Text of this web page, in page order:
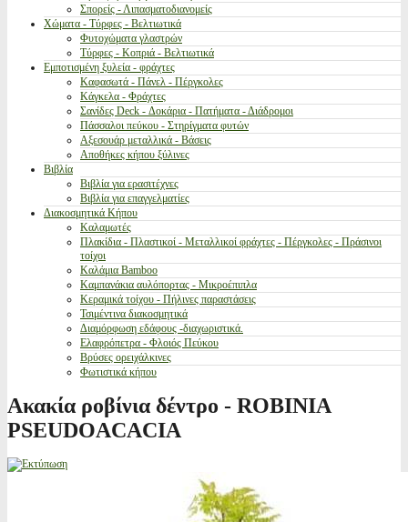
Σπορείς - Λιπασματοδιανομείς
Χώματα - Τύρφες - Βελτιωτικά
Φυτοχώματα γλαστρών
Τύρφες - Κοπριά - Βελτιωτικά
Εμποτισμένη ξυλεία - φράχτες
Καφασωτά - Πάνελ - Πέργκολες
Κάγκελα - Φράχτες
Σανίδες Deck - Δοκάρια - Πατήματα - Διάδρομοι
Πάσσαλοι πεύκου - Στηρίγματα φυτών
Αξεσουάρ μεταλλικά - Βάσεις
Αποθήκες κήπου ξύλινες
Βιβλία
Βιβλία για ερασιτέχνες
Βιβλία για επαγγελματίες
Διακοσμητικά Κήπου
Καλαμωτές
Πλακίδια - Πλαστικοί - Μεταλλικοί φράχτες - Πέργκολες - Πράσινοι
τοίχοι
Καλάμια Bamboo
Καμπανάκια αυλόπορτας - Μικροέπιπλα
Κεραμικά τοίχου - Πήλινες παραστάσεις
Τσιμέντινα διακοσμητικά
Διαμόρφωση εδάφους -διαχωριστικά.
Ελαφρόπετρα - Φλοιός Πεύκου
Βρύσες ορειχάλκινες
Φωτιστικά κήπου
Ακακία ροβίνια δέντρο - ROBINIA
PSEUDOACACIA